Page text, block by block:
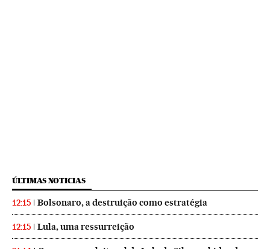
ÚLTIMAS NOTICIAS
12:15 Bolsonaro, a destruição como estratégia
12:15 Lula, uma ressurreição